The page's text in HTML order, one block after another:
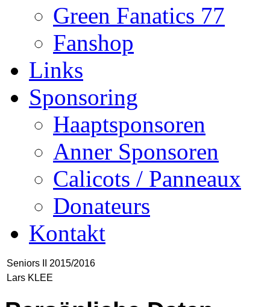
Green Fanatics 77
Fanshop
Links
Sponsoring
Haaptsponsoren
Anner Sponsoren
Calicots / Panneaux
Donateurs
Kontakt
Seniors II 2015/2016
Lars KLEE